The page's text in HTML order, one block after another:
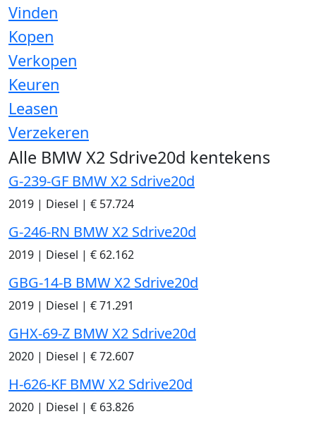
Vinden
Kopen
Verkopen
Keuren
Leasen
Verzekeren
Alle BMW X2 Sdrive20d kentekens
G-239-GF BMW X2 Sdrive20d
2019 | Diesel | € 57.724
G-246-RN BMW X2 Sdrive20d
2019 | Diesel | € 62.162
GBG-14-B BMW X2 Sdrive20d
2019 | Diesel | € 71.291
GHX-69-Z BMW X2 Sdrive20d
2020 | Diesel | € 72.607
H-626-KF BMW X2 Sdrive20d
2020 | Diesel | € 63.826